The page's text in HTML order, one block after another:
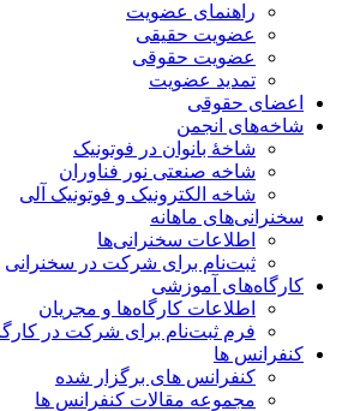
راهنمای عضویت
عضویت حقیقی
عضویت حقوقی
تمدید عضویت
اعضای حقوقی
شاخه‌های انجمن
شاخۀ بانوان در فوتونیک
شاخه صنعتی نور فناوران
شاخه‌ الکترونیک و فوتونیک آلی
سخنرانی‌های ماهانه
اطلاعات سخنرانی‌‌ها
ثبت‌نام برای شرکت در سخنرانی
کارگاه‌های آموزشی
اطلاعات کارگاه‌ها و مجریان
فرم ثبت‌نام برای شرکت در کارگاه
کنفرانس ها
کنفرانس های برگزار شده
مجموعه مقالات کنفرانس ها